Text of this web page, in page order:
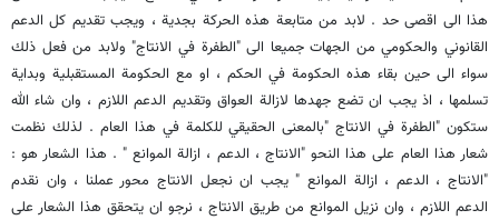
هذا الى اقصى حد . لابد من متابعة هذه الحركة بجدية ، ويجب تقديم كل الدعم
القانوني والحكومي من الجهات جميعا الى "الطفرة في الانتاج" ولابد من فعل ذلك
سواء الى حين بقاء هذه الحكومة في الحكم ، او مع الحكومة المستقبلية وبداية
تسلمها ، اذ يجب ان تضع جهدها لازالة العواق وتقديم الدعم اللازم ، وان شاء الله
ستكون "الطفرة في الانتاج "بالمعنى الحقيقي للكلمة في هذا العام . لذلك نظمت
شعار هذا العام على هذا النحو "الانتاج ، الدعم ، ازالة الموانع " . هذا الشعار هو :
"الانتاج ، الدعم ، ازالة الموانع " يجب ان نجعل الانتاج محور عملنا ، وان نقدم
الدعم اللازم ، وان نزيل الموانع من طريق الانتاج ، نرجو ان يتحقق هذا الشعار على